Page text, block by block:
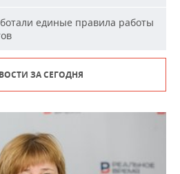
единые правила работы
ЗА СЕГОДНЯ